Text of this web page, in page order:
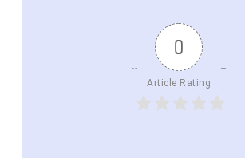
0
Article Rating